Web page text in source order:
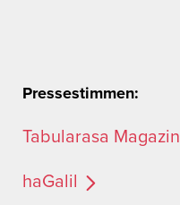
Pressestimmen:
Tabularasa Magazin
haGalil